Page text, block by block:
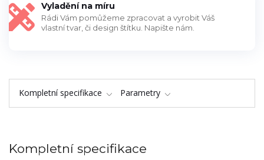
Vyladění na míru
Rádi Vám pomůžeme zpracovat a vyrobit Váš
vlastní tvar, či design štítku. Napište nám.
Kompletní specifikace Parametry
Kompletní specifikace